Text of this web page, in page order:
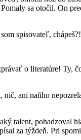
sa otočil. On
spisovateľ,
o literatúre!
ani naňho
talent, pohadzoval
za týždeň. Pri